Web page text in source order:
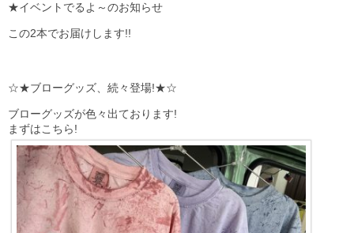
★イベントでるよ～のお知らせ
この2本でお届けします!!
☆★ブローグッズ、続々登場!★☆
ブローグッズが色々出ております!
まずはこちら!